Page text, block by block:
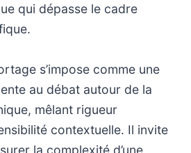
qui dépasse le cadre
s’impose comme une
au débat autour de la
mêlant rigueur
contextuelle. Il invite
la complexité d’une